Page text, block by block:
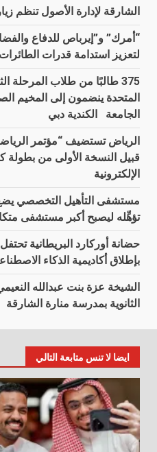
الشارقة لإدارة الأصول تنظم
“أمرك” و”إيرباص للدفاع
لتعزيز استدامة قدرات
375 طالبًا من طلاب المرحلة
المتحدة ينضمون إلى المخيم
الجامعة الكندية دبي
قبيل النسخة الأولى من بطولة
الإلكترونية
مستشفى التأهيل التخصصي
تؤهِّله ليصبح أكبر مستشفى
بإطلاق أكاديمية الذكاء
الشيخة عزة بنت عبدالله
الثانوية بمدرسة منارة الشارقة
ايضا لا تنس متابعة التالي